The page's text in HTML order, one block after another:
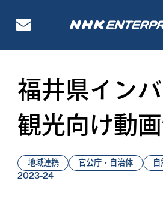
福井県イン
観光向け動
地域連携 官公庁・自治体 自
2023-24